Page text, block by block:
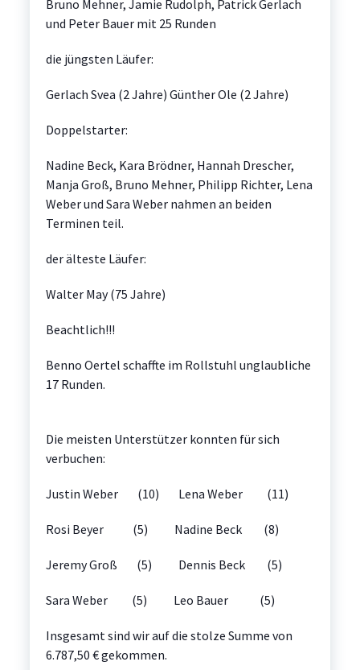
Bruno Mehner, Jamie Rudolph, Patrick Gerlach
und Peter Bauer mit 25 Runden
die jüngsten Läufer:
Gerlach Svea (2 Jahre) Günther Ole (2 Jahre)
Doppelstarter:
Nadine Beck, Kara Brödner, Hannah Drescher,
Manja Groß, Bruno Mehner, Philipp Richter, Lena
Weber und Sara Weber nahmen an beiden
Terminen teil.
der älteste Läufer:
Walter May (75 Jahre)
Beachtlich!!!
Benno Oertel schaffte im Rollstuhl unglaubliche
17 Runden.
Die meisten Unterstützer konnten für sich
verbuchen:
Justin Weber (10) Lena Weber (11)
Rosi Beyer (5) Nadine Beck (8)
Jeremy Groß (5) Dennis Beck (5)
Sara Weber (5) Leo Bauer (5)
Insgesamt sind wir auf die stolze Summe von
6.787,50 € gekommen.